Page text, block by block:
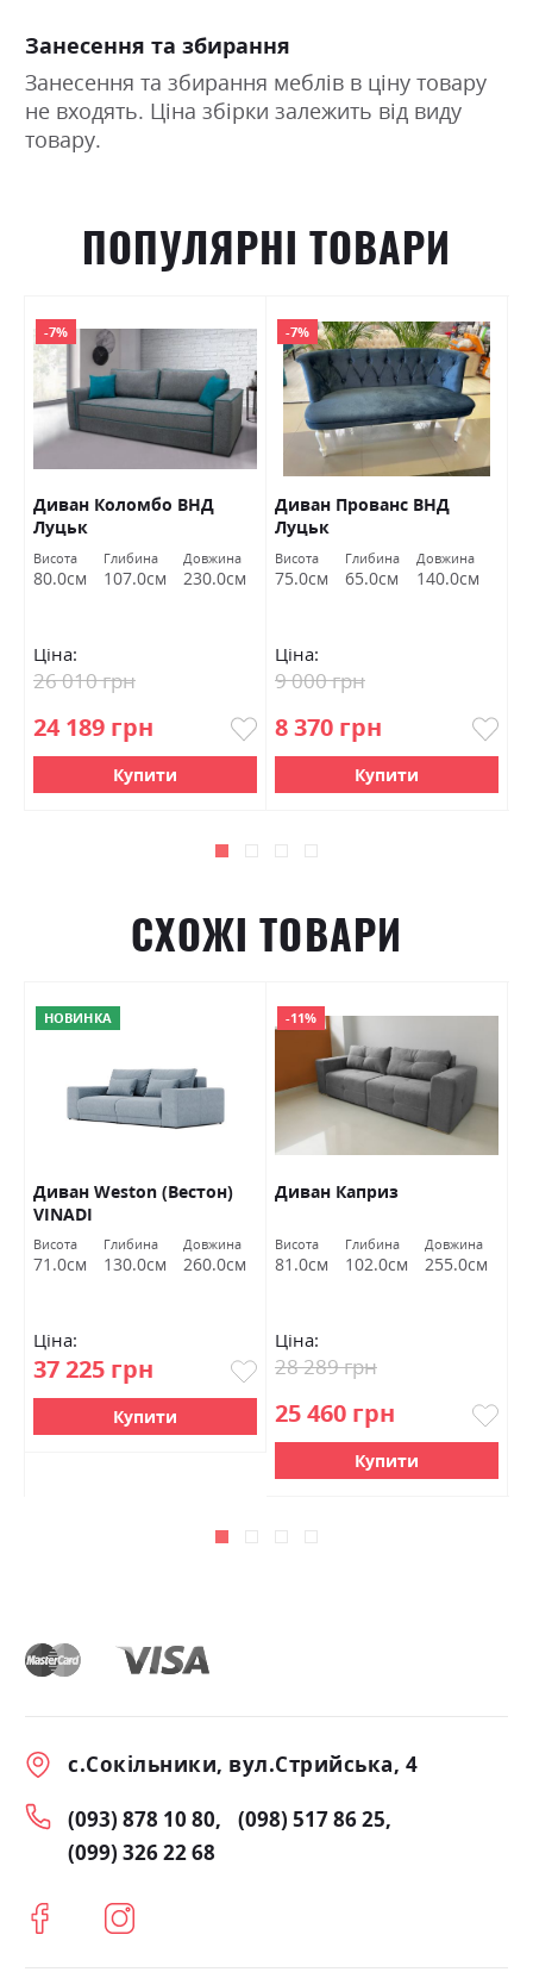
Занесення та збирання
Занесення та збирання меблів в ціну товару
не входять. Ціна збірки залежить від виду
товару.
ПОПУЛЯРНІ ТОВАРИ
-7%
Диван Коломбо ВНД
Луцьк
Висота
80.0см
Глибина
107.0см
Довжина
230.0см
Ціна:
24 189 грн
26 010 грн
Купити
-7%
Диван Прованс ВНД
Луцьк
Висота
75.0см
Глибина
65.0см
Довжина
140.0см
Ціна:
8 370 грн
9 000 грн
Купити
СХОЖІ ТОВАРИ
НОВИНКА
Диван Weston (Вестон)
VINADI
Висота
71.0см
Глибина
130.0см
Довжина
260.0см
Ціна:
37 225 грн
Купити
-11%
Диван Каприз
Висота
81.0см
Глибина
102.0см
Довжина
255.0см
Ціна:
25 460 грн
28 289 грн
Купити
с.Сокільники, вул.Стрийська, 4
(093) 878 10 80
(098) 517 86 25
(099) 326 22 68